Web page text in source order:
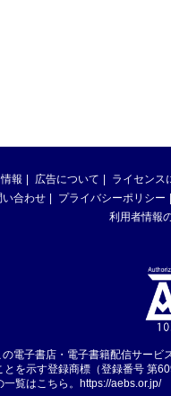
報 広告について ライセンス
い合わせ プライバシーポリシー
利用者情報
電子書店・電子書籍配信サー
とを示す登録商標（登録番号 第
覧はこちら。 https://aebs.or.jp/